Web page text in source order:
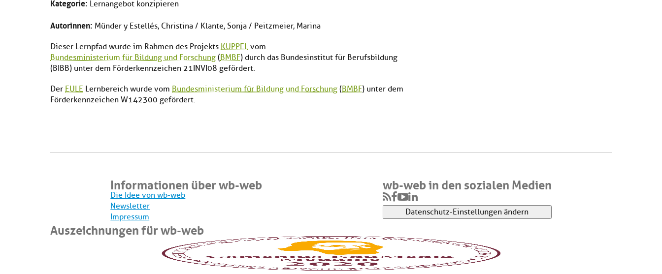
Lernangebot konzipieren
Autorinnen: Münder y Estellés, Christina / Klante, Sonja / Peitzmeier, Marina
Dieser Lernpfad wurde im Rahmen des Projekts KUPPEL vom
Bundesministerium für Bildung und Forschung (BMBF) durch das Bundesinstitut für Berufsbildung
(BIBB) unter dem Förderkennzeichen 21INVI08 gefördert.
Der EULE Lernbereich wurde vom Bundesministerium für Bildung und Forschung (BMBF) unter dem
Förderkennzeichen W142300 gefördert.
Informationen über wb-web
Die Idee von wb-web
Newsletter
Impressum
wb-web in den sozialen Medien
Datenschutz-Einstellungen ändern
Auszeichnungen für wb-web